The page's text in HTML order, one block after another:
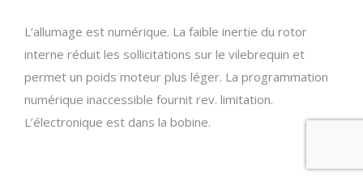
L’allumage est numérique. La faible inertie du rotor
interne réduit les sollicitations sur le vilebrequin et
permet un poids moteur plus léger. La programmation
numérique inaccessible fournit rev. limitation.
L’électronique est dans la bobine.